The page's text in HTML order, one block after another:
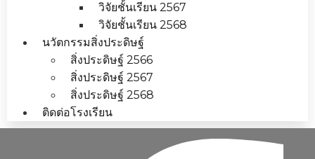
วิจัยชั้นเรียน 2567
วิจัยชั้นเรียน 2568
นวัตกรรมสิ่งประดิษฐ์
สิ่งประดิษฐ์ 2566
สิ่งประดิษฐ์ 2567
สิ่งประดิษฐ์ 2568
ติดต่อโรงเรียน